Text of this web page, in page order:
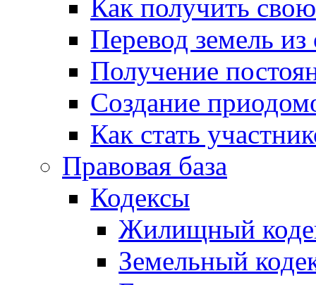
Как получить
Перевод земель
Получение
Создание
Как стать
Правовая база
Кодексы
Жилищный
Земельный